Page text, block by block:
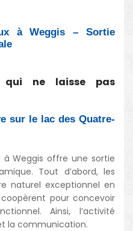
à Weggis – Sortie
qui ne laisse pas
sur le lac des Quatre-
Weggis offre une sortie
Tout d’abord, les
naturel exceptionnel en
coopèrent pour concevoir
Ainsi, l’activité
la communication.